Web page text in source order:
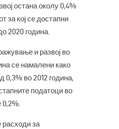
остана околу 0,4%
за кој се достапни
2020 година.
и развој во
се намалени како
0,3% во 2012 година,
податоци во
0,2%.
расходи за